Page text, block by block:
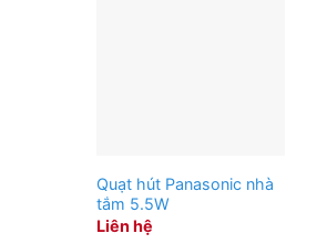
Quạt hút Panasonic nhà
tắm 5.5W
Liên hệ